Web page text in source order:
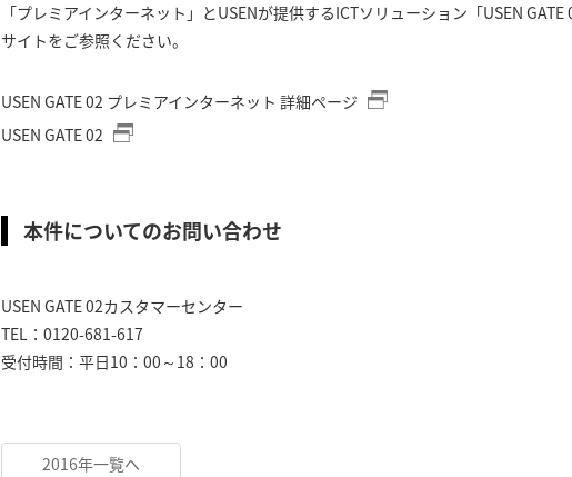
「プレミアインターネット」とUSENが提供するICTソリューション「USEN
サイトをご参照ください。
USEN GATE 02 プレミアインターネット 詳細ページ
USEN GATE 02
本件についてのお問い合わせ
USEN GATE 02カスタマーセンター
TEL：0120-681-617
受付時間：平日10：00～18：00
2016年一覧へ